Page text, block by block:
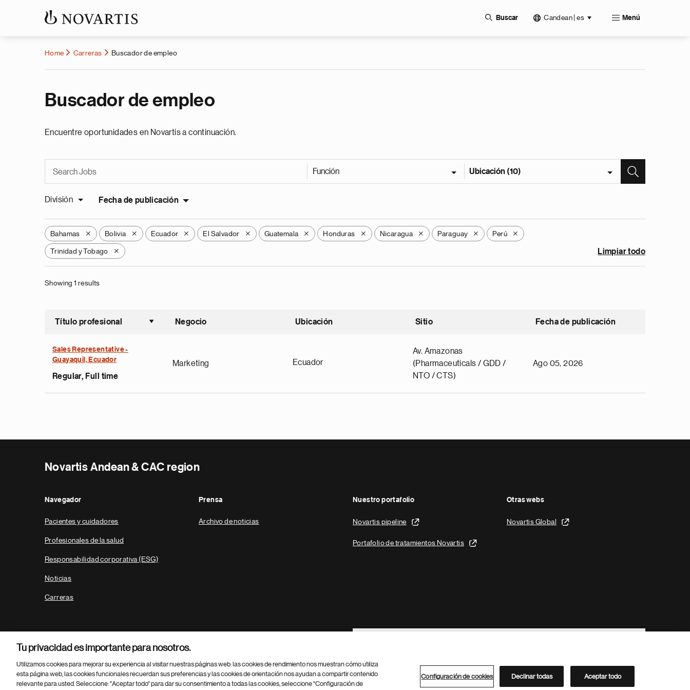
Buscar Candean | es Menú
Home Carreras Buscador de empleo
Buscador de empleo
Encuentre oportunidades en Novartis a continuación.
Función Ubicación (10)
División Fecha de publicación
Bahamas X Bolivia X Ecuador X El Salvador X Guatemala X Honduras X Nicaragua X Paraguay X Perú X
Trinidad y Tobago X Limpiar todo
Showing 1 results
Título profesional
Ordenar ascendente
Negocio Ubicación Sitio Fecha de publicación
Sales Representative -
Guayaquil, Ecuador
Regular, Full time
Marketing Ecuador
Av. Amazonas
(Pharmaceuticals / GDD /
NTO / CTS)
Ago 05, 2026
Novartis Andean & CAC region
Navegador
Pacientes y cuidadores
Profesionales de la salud
Responsabilidad corporativa (ESG)
Noticias
Carreras
Prensa
Archivo de noticias
Nuestro portafolio
Novartis pipeline
Portafolio de tratamientos Novartis
Otras webs
Novartis Global
Footer Site Search
Parte
© 2026 Novartis AG Directorio de Novartis
Tu privacidad es importante para nosotros.
Utilizamos cookies para mejorar su experiencia al visitar nuestras páginas web: las cookies de rendimiento nos muestran cómo utiliza
esta página web, las cookies funcionales recuerdan sus preferencias y las cookies de orientación nos ayudan a compartir contenido
relevante para usted. Seleccione: "Aceptar todo" para dar su consentimiento a todas las cookies, seleccione "Configuración de
Configuración de cookies Declinar todas Aceptar todo